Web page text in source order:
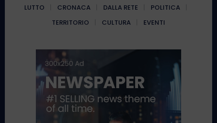
LUTTO CRONACA DALLA RETE
POLITICA
TERRITORIO
CULTURA EVENTI